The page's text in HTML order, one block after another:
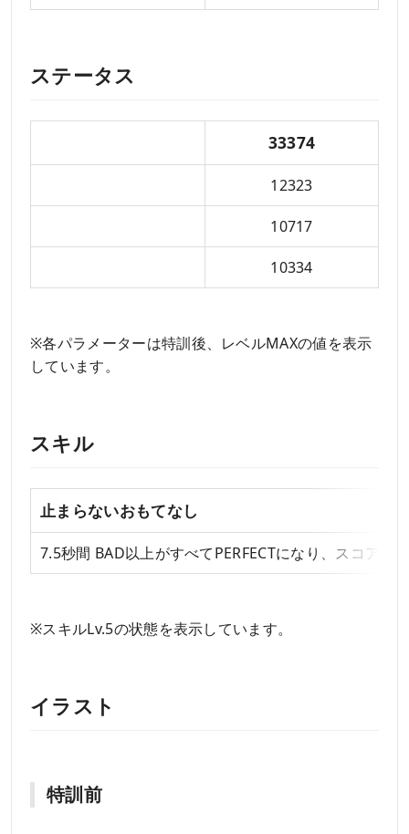
ステータス
33374
12323
10717
10334
※各パラメーターは特訓後、レベルMAXの値を表示
しています。
スキル
止まらないおもてなし
7.5秒間 BAD以上がすべてPERFECTになり、スコアが
※スキルLv.5の状態を表示しています。
イラスト
特訓前